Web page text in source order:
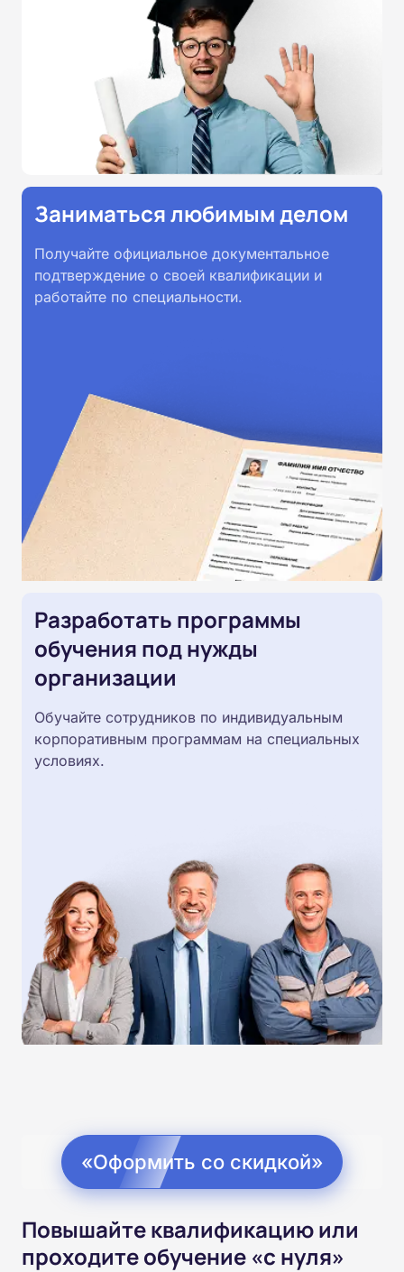
Заниматься любимым делом
Получайте официальное документальное
подтверждение о своей квалификации и
работайте по специальности.
Разработать программы
обучения под нужды
организации
Обучайте сотрудников по индивидуальным
корпоративным программам на специальных
условиях.
«Оформить со скидкой»
Повышайте квалификацию или
проходите обучение «с нуля»